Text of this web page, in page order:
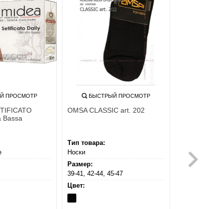
ПРОСМОТР
Bassa
БЫСТРЫЙ ПРОСМОТР
OMSA CLASSIC art. 202
Тип товара:
Носки
Размер:
39-41, 42-44, 45-47
Цвет:
Nero